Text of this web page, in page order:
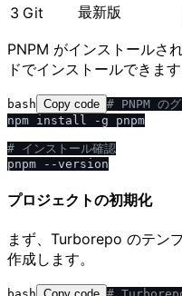
3 Git 最新版
PNPM がインストールさ
ドでインストールできます
bash Copy code # PNPM の
npm install -g pnpm
# インストール確認
プロジェクトの初期化
まず、Turborepo のテン
作成します。